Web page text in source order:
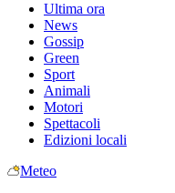
Ultima ora
News
Gossip
Green
Sport
Animali
Motori
Spettacoli
Edizioni locali
Meteo